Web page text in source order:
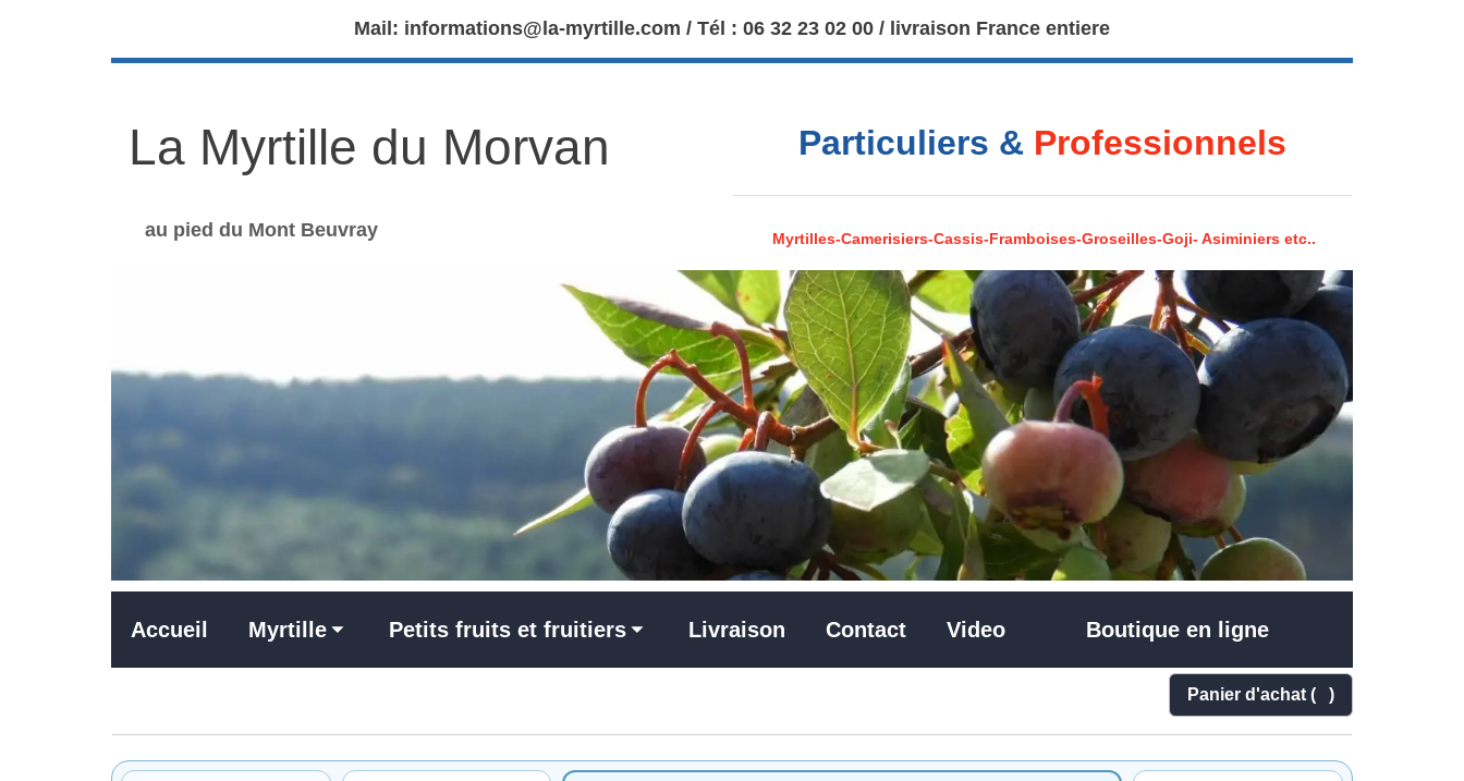
Mail: informations@la-myrtille.com / Tél : 06 32 23 02 00 / livraison France entiere
La Myrtille du Morvan
au pied du Mont Beuvray
Particuliers & Professionnels
Myrtilles-Camerisiers-Cassis-Framboises-Groseilles-Goji- Asiminiers etc..
Accueil Myrtille Petits fruits et fruitiers Livraison Contact Video Boutique en ligne
Panier d'achat ( )